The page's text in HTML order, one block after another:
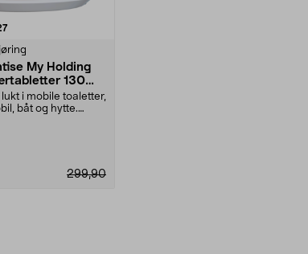
anmeldelser
My Holding
130
i mobile toaletter,
båt og hytte.
299,90